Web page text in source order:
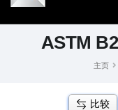
ASTM
主页
比较